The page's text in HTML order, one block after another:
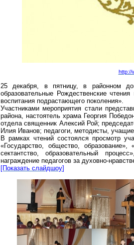
http://
25 декабря, в пятницу, в районном
образовательные Рождественские
воспитания подрастающего поколения».
Участниками мероприятия стали
района, настоятель храма Георгия
отдела священник Алексий Рой;
Илия Иванов; педагоги, методисты,
В рамках чтений состоялся просмотр
«Государство, общество,
сектантство, образовательный
награждение педагогов за духовно-
[Показать слайдшоу]